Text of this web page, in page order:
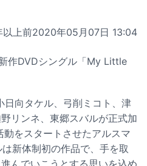
以上前2020年05月07日 13:04
作DVDシングル「My Little
日向タケル、弓削ミコト、津
リンネ、東郷スバルが正式加
動をスタートさせたアルスマ
新体制初の作品で、手を取
んでいこうとする思いを込め